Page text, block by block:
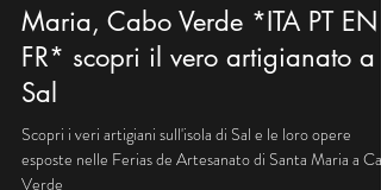
Feiras do Artesanato - Santa
Maria, Cabo Verde *ITA PT EN
FR* scopri il vero artigianato a
Sal
Scopri i veri artigiani sull'isola di Sal e le loro opere